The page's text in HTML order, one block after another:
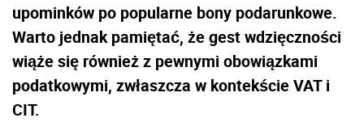
upominków po popularne bony podarunkowe.
Warto jednak pamiętać, że gest wdzięczności
wiąże się również z pewnymi obowiązkami
podatkowymi, zwłaszcza w kontekście VAT i
CIT.